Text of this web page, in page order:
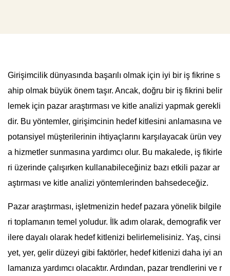
Girişimcilik dünyasında başarılı olmak için iyi bir iş fikrine s
ahip olmak büyük önem taşır. Ancak, doğru bir iş fikrini belir
lemek için pazar araştırması ve kitle analizi yapmak gerekli
dir. Bu yöntemler, girişimcinin hedef kitlesini anlamasına ve
potansiyel müşterilerinin ihtiyaçlarını karşılayacak ürün vey
a hizmetler sunmasına yardımcı olur. Bu makalede, iş fikirle
ri üzerinde çalışırken kullanabileceğiniz bazı etkili pazar ar
aştırması ve kitle analizi yöntemlerinden bahsedeceğiz.
Pazar araştırması, işletmenizin hedef pazara yönelik bilgile
ri toplamanın temel yoludur. İlk adım olarak, demografik ver
ilere dayalı olarak hedef kitlenizi belirlemelisiniz. Yaş, cinsi
yet, yer, gelir düzeyi gibi faktörler, hedef kitlenizi daha iyi an
lamanıza yardımcı olacaktır. Ardından, pazar trendlerini ve r